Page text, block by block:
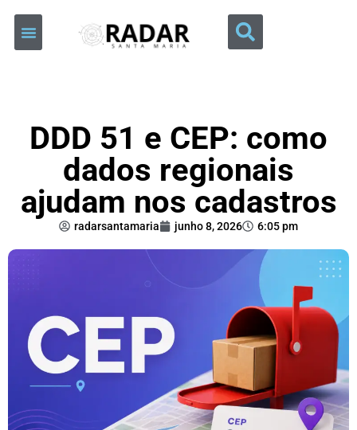
DDD 51 e CEP: como
dados regionais
ajudam nos cadastros
radarsantamaria junho 8, 2026 6:05 pm